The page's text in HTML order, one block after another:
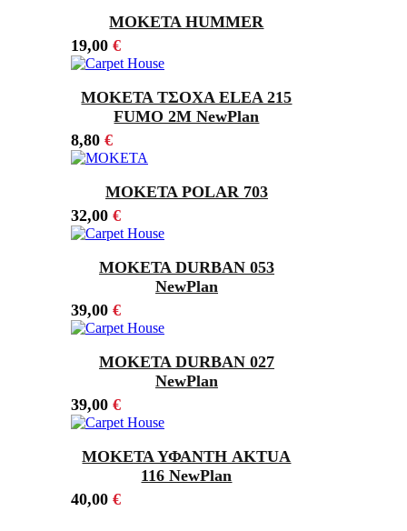
ΜΟΚΕΤΑ HUMMER
19,00 €
ΜΟΚΕΤΑ ΤΣΟΧΑ ELEA 215
FUMO 2M NewPlan
8,80 €
ΜΟΚΕΤΑ POLAR 703
32,00 €
ΜΟΚΕΤΑ DURBAN 053
NewPlan
39,00 €
ΜΟΚΕΤΑ DURBAN 027
NewPlan
39,00 €
ΜΟΚΕΤΑ ΥΦΑΝΤΗ AKTUA
116 NewPlan
40,00 €